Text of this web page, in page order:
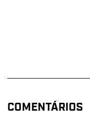
COMENTÁRIOS